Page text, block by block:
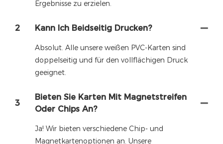
Ergebnisse zu erzielen.
2 Kann Ich Beidseitig Drucken?
Absolut. Alle unsere weißen PVC-Karten sind
doppelseitig und für den vollflächigen Druck
geeignet.
3
Bieten Sie Karten Mit Magnetstreifen
Oder Chips An?
Ja! Wir bieten verschiedene Chip- und
Magnetkartenoptionen an. Unsere